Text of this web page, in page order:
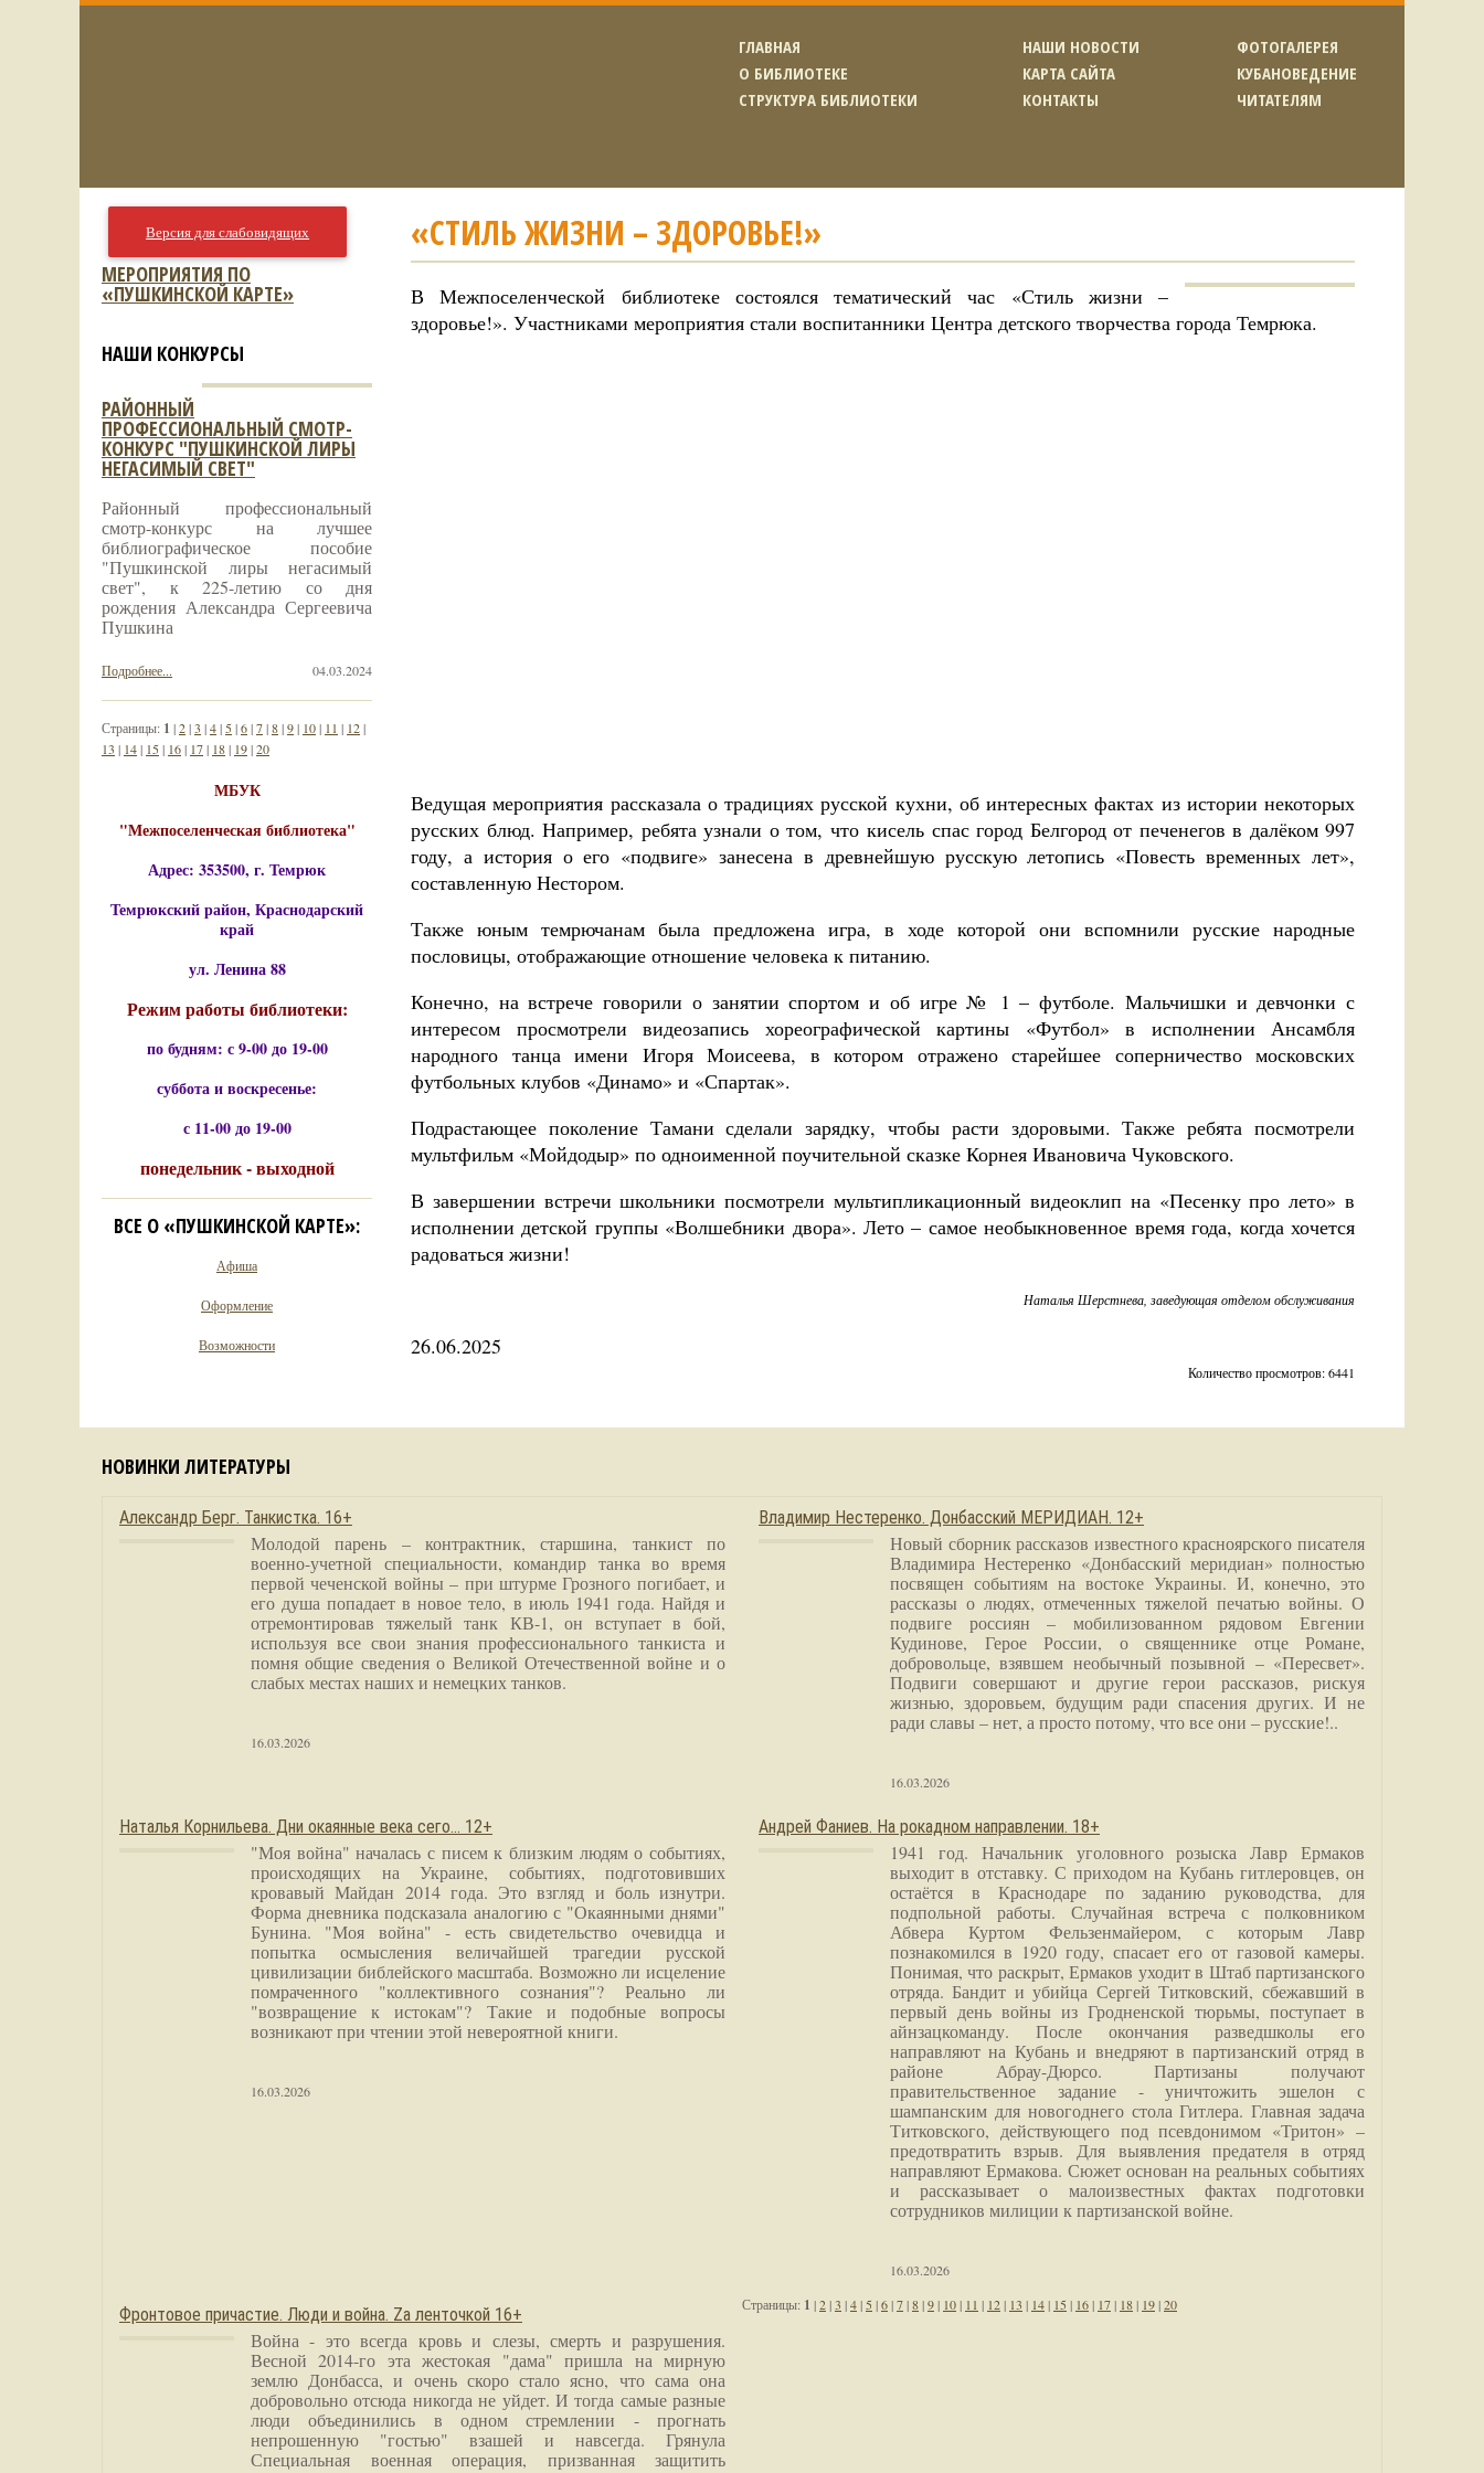
ГЛАВНАЯ
О БИБЛИОТЕКЕ
СТРУКТУРА БИБЛИОТЕКИ
НАШИ НОВОСТИ
КАРТА САЙТА
КОНТАКТЫ
ФОТОГАЛЕРЕЯ
КУБАНОВЕДЕНИЕ
ЧИТАТЕЛЯМ
«СТИЛЬ ЖИЗНИ – ЗДОРОВЬЕ!»
В Межпоселенческой библиотеке состоялся тематический час «Стиль жизни –
здоровье!». Участниками мероприятия стали воспитанники Центра детского творчества города Темрюка.
Ведущая мероприятия рассказала о традициях русской кухни, об интересных фактах из истории некоторых
русских блюд. Например, ребята узнали о том, что кисель спас город Белгород от печенегов в далёком 997
году, а история о его «подвиге» занесена в древнейшую русскую летопись «Повесть временных лет»,
составленную Нестором.
Также юным темрючанам была предложена игра, в ходе которой они вспомнили русские народные
пословицы, отображающие отношение человека к питанию.
Конечно, на встрече говорили о занятии спортом и об игре № 1 – футболе. Мальчишки и девчонки с
интересом просмотрели видеозапись хореографической картины «Футбол» в исполнении Ансамбля
народного танца имени Игоря Моисеева, в котором отражено старейшее соперничество московских
футбольных клубов «Динамо» и «Спартак».
Подрастающее поколение Тамани сделали зарядку, чтобы расти здоровыми. Также ребята посмотрели
мультфильм «Мойдодыр» по одноименной поучительной сказке Корнея Ивановича Чуковского.
В завершении встречи школьники посмотрели мультипликационный видеоклип на «Песенку про лето» в
исполнении детской группы «Волшебники двора». Лето – самое необыкновенное время года, когда хочется
радоваться жизни!
Наталья Шерстнева, заведующая отделом обслуживания
26.06.2025
Количество просмотров: 6441
Версия для слабовидящих
МЕРОПРИЯТИЯ ПО
«ПУШКИНСКОЙ КАРТЕ»
НАШИ КОНКУРСЫ
РАЙОННЫЙ
ПРОФЕССИОНАЛЬНЫЙ СМОТР-
КОНКУРС "ПУШКИНСКОЙ ЛИРЫ
НЕГАСИМЫЙ СВЕТ"
Районный профессиональный
смотр-конкурс на лучшее
библиографическое пособие
"Пушкинской лиры негасимый
свет", к 225-летию со дня
рождения Александра Сергеевича
Пушкина
04.03.2024
Подробнее...
Страницы: 1 |2|3 |4| 5|6|7|8|9| 10| 11 | 12|
13 | 14| 15| 16| 17| 18| 19|20
МБУК
"Межпоселенческая библиотека"
Адрес: 353500, г. Темрюк
Темрюкский район, Краснодарский
край
ул. Ленина 88
Режим работы библиотеки:
по будням: с 9-00 до 19-00
суббота и воскресенье:
с 11-00 до 19-00
понедельник - выходной
ВСЕ О «ПУШКИНСКОЙ КАРТЕ»:
Афиша
Оформление
Возможности
НОВИНКИ ЛИТЕРАТУРЫ
Александр Берг. Танкистка. 16+
Молодой парень – контрактник, старшина, танкист по
военно-учетной специальности, командир танка во время
первой чеченской войны – при штурме Грозного погибает, и
его душа попадает в новое тело, в июль 1941 года. Найдя и
отремонтировав тяжелый танк КВ-1, он вступает в бой,
используя все свои знания профессионального танкиста и
помня общие сведения о Великой Отечественной войне и о
слабых местах наших и немецких танков.
16.03.2026
Владимир Нестеренко. Донбасский МЕРИДИАН. 12+
Новый сборник рассказов известного красноярского писателя
Владимира Нестеренко «Донбасский меридиан» полностью
посвящен событиям на востоке Украины. И, конечно, это
рассказы о людях, отмеченных тяжелой печатью войны. О
подвиге россиян – мобилизованном рядовом Евгении
Кудинове, Герое России, о священнике отце Романе,
добровольце, взявшем необычный позывной – «Пересвет».
Подвиги совершают и другие герои рассказов, рискуя
жизнью, здоровьем, будущим ради спасения других. И не
ради славы – нет, а просто потому, что все они – русские!..
16.03.2026
Наталья Корнильева. Дни окаянные века сего… 12+
"Моя война" началась с писем к близким людям о событиях,
происходящих на Украине, событиях, подготовивших
кровавый Майдан 2014 года. Это взгляд и боль изнутри.
Форма дневника подсказала аналогию с "Окаянными днями"
Бунина. "Моя война" - есть свидетельство очевидца и
попытка осмысления величайшей трагедии русской
цивилизации библейского масштаба. Возможно ли исцеление
помраченного "коллективного сознания"? Реально ли
"возвращение к истокам"? Такие и подобные вопросы
возникают при чтении этой невероятной книги.
16.03.2026
Андрей Фаниев. На рокадном направлении. 18+
1941 год. Начальник уголовного розыска Лавр Ермаков
выходит в отставку. С приходом на Кубань гитлеровцев, он
остаётся в Краснодаре по заданию руководства, для
подпольной работы. Случайная встреча с полковником
Абвера Куртом Фельзенмайером, с которым Лавр
познакомился в 1920 году, спасает его от газовой камеры.
Понимая, что раскрыт, Ермаков уходит в Штаб партизанского
отряда. Бандит и убийца Сергей Титковский, сбежавший в
первый день войны из Гродненской тюрьмы, поступает в
айнзацкоманду. После окончания разведшколы его
направляют на Кубань и внедряют в партизанский отряд в
районе Абрау-Дюрсо. Партизаны получают
правительственное задание - уничтожить эшелон с
шампанским для новогоднего стола Гитлера. Главная задача
Титковского, действующего под псевдонимом «Тритон» –
предотвратить взрыв. Для выявления предателя в отряд
направляют Ермакова. Сюжет основан на реальных событиях
и рассказывает о малоизвестных фактах подготовки
сотрудников милиции к партизанской войне.
16.03.2026
Фронтовое причастие. Люди и война. Zа ленточкой 16+
Война - это всегда кровь и слезы, смерть и разрушения.
Весной 2014-го эта жестокая "дама" пришла на мирную
землю Донбасса, и очень скоро стало ясно, что сама она
добровольно отсюда никогда не уйдет. И тогда самые разные
люди объединились в одном стремлении - прогнать
непрошенную "гостью" взашей и навсегда. Грянула
Специальная военная операция, призванная защитить
Страницы: 1 |2|3 |4| 5 |6|7|8|9| 10| 11 | 12| 13 | 14| 15 | 16| 17| 18| 19|20